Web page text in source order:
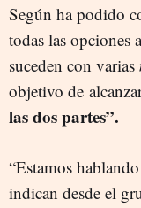
Según ha podido
todas las opciones
suceden con varias
objetivo de
las dos partes”.
“Estamos
indican desde el